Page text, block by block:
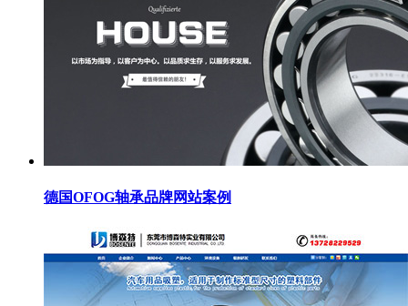
德国OFOG轴承品牌网站案例